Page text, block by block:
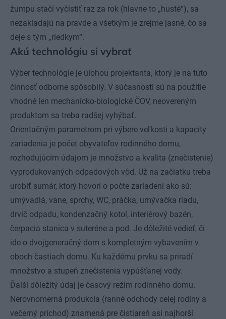
žumpu stačí vyčistiť raz za rok (hlavne to „husté“), sa
nezakladajú na pravde a všetkým je zrejme jasné, čo sa
deje s tým „riedkym“.
Akú technológiu si vybrať
Výber technológie je úlohou projektanta, ktorý je na túto
činnosť odborne spôsobilý. V súčasnosti sú na použitie
vhodné len mechanicko-biologické ČOV, neovereným
produktom sa treba radšej vyhýbať.
Orientačným parametrom pri výbere veľkosti a kapacity
zariadenia je počet obyvateľov rodinného domu,
rozhodujúcim údajom je množstvo a kvalita (znečistenie)
vyprodukovaných odpadových vôd. Už na začiatku treba
urobiť sumár, ktorý hovorí o počte zariadení ako sú:
umývadlá, vane, sprchy, WC, práčka, umývačka riadu,
drvič odpadu, kondenzačný kotol, interiérový bazén,
čerpacia stanica v suteréne a pod. Je dôležité vedieť, či
ide o dvojgeneračný dom s kompletným vybavením v
oboch častiach domu. Ku každému prvku sa priradí
množstvo a stupeň znečistenia vypúšťanej vody.
Ďalší dôležitý údaj je časový režim rodinného domu.
Nerovnomerná produkcia (ranné odchody celej rodiny a
večerný príchod) znamená pre čistiareň asi najhorší